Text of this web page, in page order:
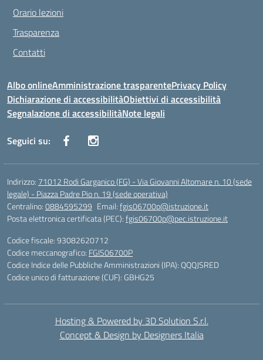
Orario lezioni
Trasparenza
Contatti
Albo onlineAmministrazione trasparentePrivacy Policy
Dichiarazione di accessibilitàObiettivi di accessibilità
Segnalazione di accessibilitàNote legali
Seguici su:
Indirizzo: 71012 Rodi Garganico (FG) - Via Giovanni Altomare n. 10 (sede
legale) - Piazza Padre Pio n. 19 (sede operativa)
Centralino:0884595299 Email:fgis06700p@istruzione.it
Posta elettronica certificata (PEC):fgis06700p@pec.istruzione.it
Codice fiscale: 93082620712
Codice meccanografico: FGIS06700P
Codice Indice delle Pubbliche Amministrazioni (IPA): QQQJSRED
Codice unico di fatturazione (CUF): GBHG25
Hosting & Powered by 3D Solution S.r.l.
Concept & Design by Designers Italia